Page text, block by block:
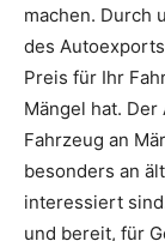
machen. Durch
des
Preis für Ihr
Mängel hat.
Fahrzeug an
besonders an
interessiert
und bereit, für